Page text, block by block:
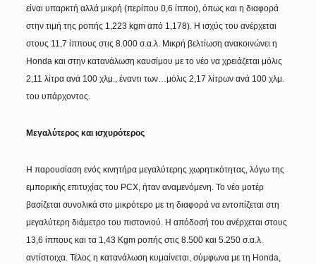
είναι υπαρκτή αλλά μικρή (περίπου 0,6 ίπποι), όπως και η διαφορά
στην τιμή της ροπής 1,223 kgm από 1,178). Η ισχύς του ανέρχεται
στους 11,7 ίππους στις 8.000 σ.α.λ. Μικρή βελτίωση ανακοινώνει η
Honda και στην κατανάλωση καυσίμου με το νέο να χρειάζεται μόλις
2,11 λίτρα ανά 100 χλμ., έναντι των…μόλις 2,17 λίτρων ανά 100 χλμ.
του υπάρχοντος.
Μεγαλύτερος και ισχυρότερος
Η παρουσίαση ενός κινητήρα μεγαλύτερης χωρητικότητας, λόγω της
εμπορικής επιτυχίας του PCX, ήταν αναμενόμενη. Το νέο μοτέρ
βασίζεται συνολικά στο μικρότερο με τη διαφορά να εντοπίζεται στη
μεγαλύτερη διάμετρο του πιστονιού. Η απόδοσή του ανέρχεται στους
13,6 ίππους και τα 1,43 Kgm ροπής στις 8.500 και 5.250 σ.α.λ.
αντίστοιχα. Τέλος η κατανάλωση κυμαίνεται, σύμφωνα με τη Honda,